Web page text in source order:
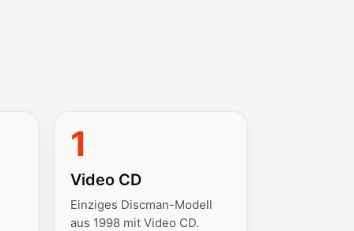
1
Video CD
Einziges Discman-Modell
aus 1998 mit Video CD.